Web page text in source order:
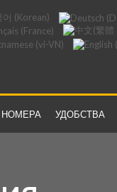
НОМЕРА УДОБСТВА